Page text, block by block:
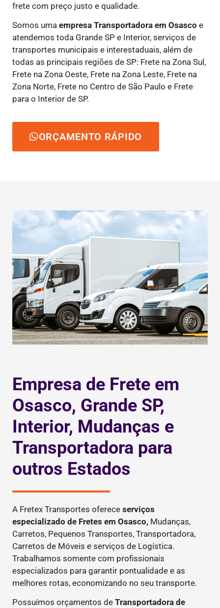
frete com preço justo e qualidade.
Somos uma empresa Transportadora em Osasco e
atendemos toda Grande SP e Interior, serviços de
transportes municipais e interestaduais, além de
todas as principais regiões de SP: Frete na Zona Sul,
Frete na Zona Oeste, Frete na Zona Leste, Frete na
Zona Norte, Frete no Centro de São Paulo e Frete
para o Interior de SP.
ORÇAMENTO RÁPIDO
Empresa de Frete em
Osasco, Grande SP,
Interior, Mudanças e
Transportadora para
outros Estados
A Fretex Transportes oferece serviços
especializado de Fretes em Osasco, Mudanças,
Carretos, Pequenos Transportes, Transportadora,
Carretos de Móveis e serviços de Logística.
Trabalhamos somente com profissionais
especializados para garantir pontualidade e as
melhores rotas, economizando no seu transporte.
Possuímos orçamentos de Transportadora de